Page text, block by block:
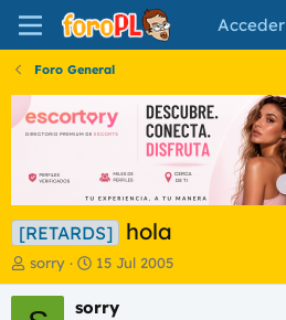
Acceder
Foro General
[RETARDS] hola
I
n
i
sorry
F
e
c
15 Jul 2005
sorry